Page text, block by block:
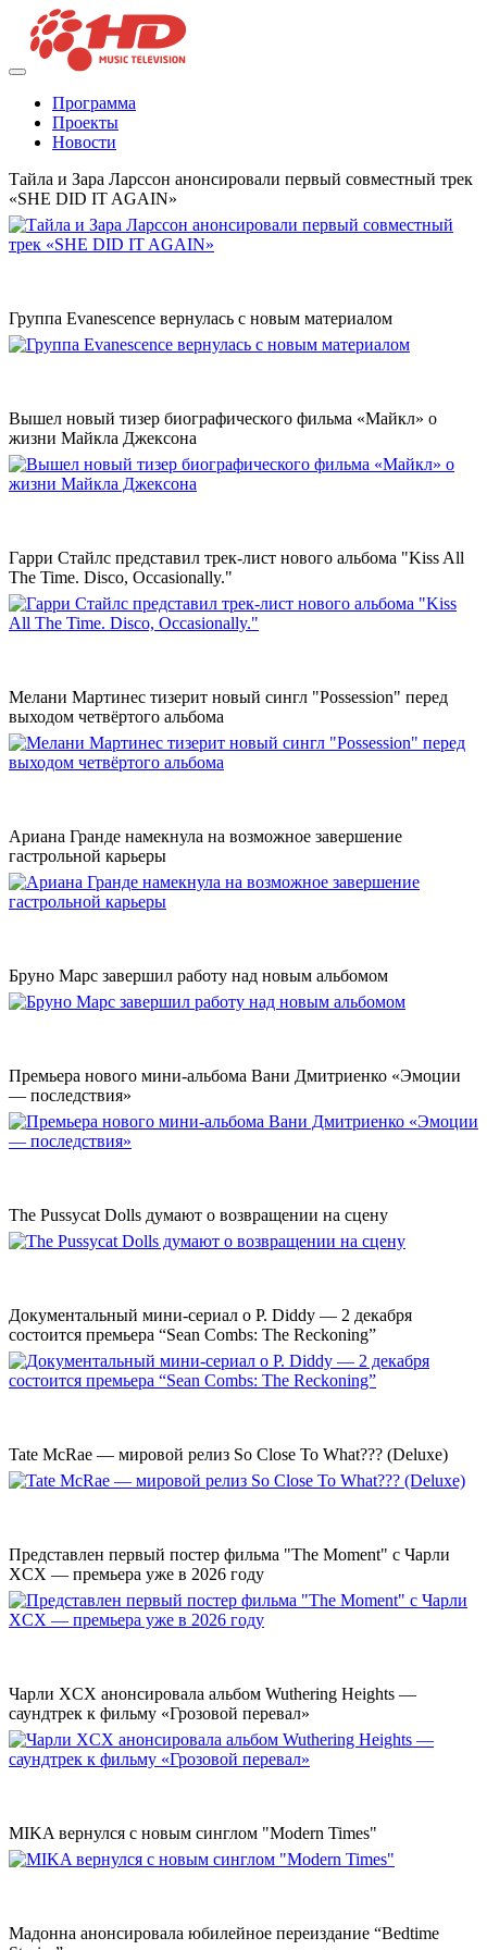
Программа
Проекты
Новости
Тайла и Зара Ларссон анонсировали первый совместный трек
«SHE DID IT AGAIN»
Группа Evanescence вернулась с новым материалом
Вышел новый тизер биографического фильма «Майкл» о
жизни Майкла Джексона
Гарри Стайлс представил трек-лист нового альбома "Kiss All
The Time. Disco, Occasionally."
Мелани Мартинес тизерит новый сингл "Possession" перед
выходом четвёртого альбома
Ариана Гранде намекнула на возможное завершение
гастрольной карьеры
Бруно Марс завершил работу над новым альбомом
Премьера нового мини-альбома Вани Дмитриенко «Эмоции
— последствия»
The Pussycat Dolls думают о возвращении на сцену
Документальный мини-сериал о P. Diddy — 2 декабря
состоится премьера “Sean Combs: The Reckoning”
Tate McRae — мировой релиз So Close To What??? (Deluxe)
Представлен первый постер фильма "The Moment" с Чарли
XCX — премьера уже в 2026 году
Чарли XCX анонсировала альбом Wuthering Heights —
саундтрек к фильму «Грозовой перевал»
MIKA вернулся с новым синглом "Modern Times"
Мадонна анонсировала юбилейное переиздание “Bedtime